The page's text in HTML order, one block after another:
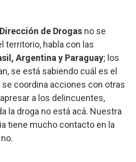
Dirección de Drogas no se
territorio, habla con las
Argentina y Paraguay; los
se está sabiendo cuál es el
se coordina acciones con otras
a los delincuentes,
la droga no está acá. Nuestra
tiene mucho contacto en la